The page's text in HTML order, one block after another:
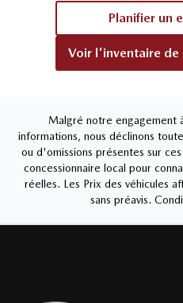
Planifier un
Voir l'inventaire de
Malgré notre engagement
informations, nous déclinons
ou d'omissions présentes sur
concessionnaire local pour
réelles. Les Prix des véhicules
sans préavis.